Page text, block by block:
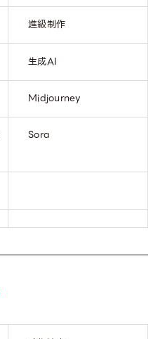
進級制作
生成AI
Midjourney
Sora